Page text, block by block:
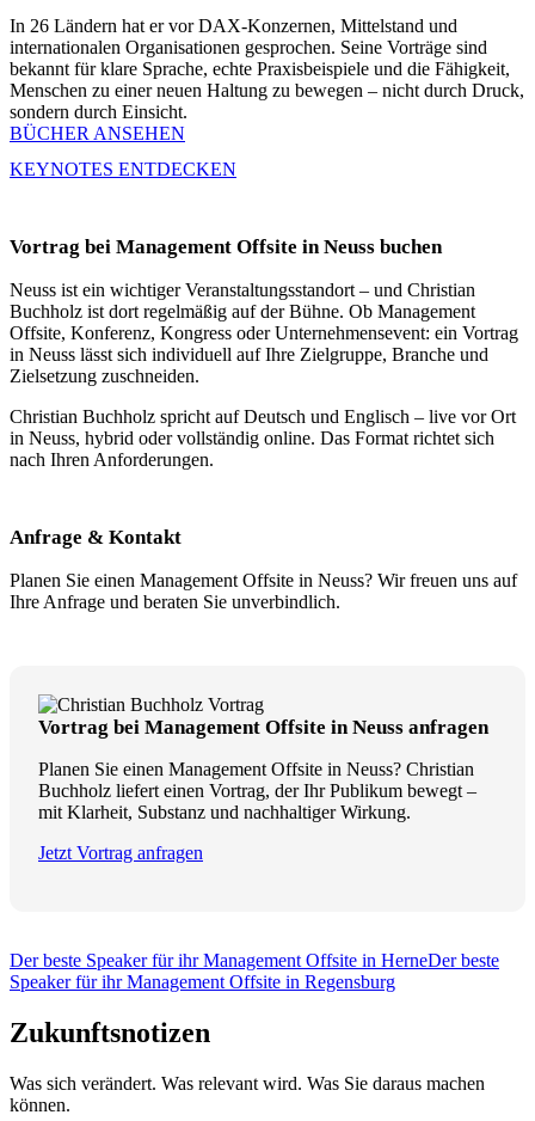
In 26 Ländern hat er vor DAX-Konzernen, Mittelstand und
internationalen Organisationen gesprochen. Seine Vorträge sind
bekannt für klare Sprache, echte Praxisbeispiele und die Fähigkeit,
Menschen zu einer neuen Haltung zu bewegen – nicht durch Druck,
sondern durch Einsicht.
BÜCHER ANSEHEN
KEYNOTES ENTDECKEN
Vortrag bei Management Offsite in Neuss buchen
Neuss ist ein wichtiger Veranstaltungsstandort – und Christian
Buchholz ist dort regelmäßig auf der Bühne. Ob Management
Offsite, Konferenz, Kongress oder Unternehmensevent: ein Vortrag
in Neuss lässt sich individuell auf Ihre Zielgruppe, Branche und
Zielsetzung zuschneiden.
Christian Buchholz spricht auf Deutsch und Englisch – live vor Ort
in Neuss, hybrid oder vollständig online. Das Format richtet sich
nach Ihren Anforderungen.
Anfrage & Kontakt
Planen Sie einen Management Offsite in Neuss? Wir freuen uns auf
Ihre Anfrage und beraten Sie unverbindlich.
Vortrag bei Management Offsite in Neuss anfragen
Planen Sie einen Management Offsite in Neuss? Christian
Buchholz liefert einen Vortrag, der Ihr Publikum bewegt –
mit Klarheit, Substanz und nachhaltiger Wirkung.
Jetzt Vortrag anfragen
Der beste Speaker für ihr Management Offsite in HerneDer beste
Speaker für ihr Management Offsite in Regensburg
Zukunftsnotizen
Was sich verändert. Was relevant wird. Was Sie daraus machen
können.